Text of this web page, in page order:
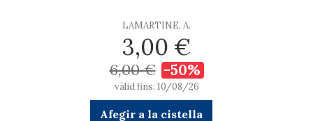
LAMARTINE, A.
3,00 €
6,00 € -50%
vàlid fins: 10/08/26
Afegir a la cistella